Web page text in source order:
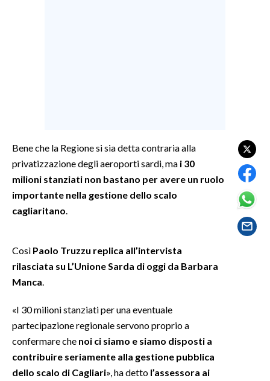
SALUTE
SARDEGNA TURISMO
SARDI NEL MONDO
EVENTI
INSULARITÀ
INFO AZIENDE
Bene che la Regione si sia detta contraria alla
privatizzazione degli aeroporti sardi, ma i 30
milioni stanziati non bastano per avere un ruolo
importante nella gestione dello scalo
cagliaritano
Così Paolo Truzzu replica all’intervista
rilasciata su L’Unione Sarda di oggi da Barbara
Manca
«I 30 milioni stanziati per una eventuale
partecipazione regionale servono proprio a
confermare che noi ci siamo e siamo disposti a
contribuire seriamente alla gestione pubblica
dello scalo di Cagliari», ha detto l’assessora ai